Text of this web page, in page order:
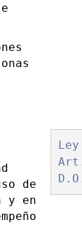
de
y en